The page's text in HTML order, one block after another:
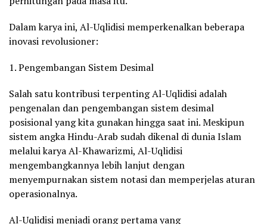
Dalam karya ini, Al-Uqlidisi memperkenalkan beberapa
inovasi revolusioner:
1. Pengembangan Sistem Desimal
Salah satu kontribusi terpenting Al-Uqlidisi adalah
pengenalan dan pengembangan sistem desimal
posisional yang kita gunakan hingga saat ini. Meskipun
sistem angka Hindu-Arab sudah dikenal di dunia Islam
melalui karya Al-Khawarizmi, Al-Uqlidisi
mengembangkannya lebih lanjut dengan
menyempurnakan sistem notasi dan memperjelas aturan
operasionalnya.
Al-Uqlidisi menjadi orang pertama yang